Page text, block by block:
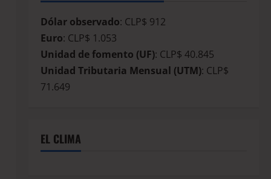
Dólar observado: CLP$ 912
Euro: CLP$ 1.053
Unidad de fomento (UF): CLP$ 40.845
Unidad Tributaria Mensual (UTM): CLP$
71.649
EL CLIMA